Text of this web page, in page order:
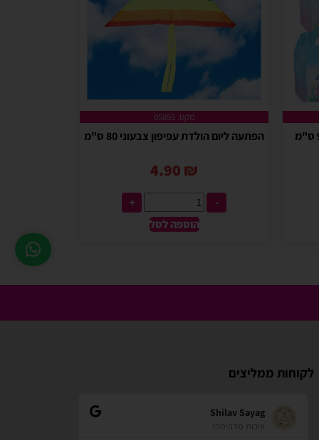
מקט: 05855
הפתעה ליום הולדת עפיפון צבעוני 80 ס"מ
4.90 ₪
-
+
הוספה לסל
לקוחות ממליצים
Shilav Sayag
איכות מדהימה!